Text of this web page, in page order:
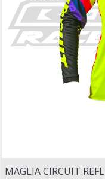
MAGLIA CIRCUIT